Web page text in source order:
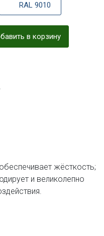
RAL 9010
в корзину
жёсткость;
и великолепно